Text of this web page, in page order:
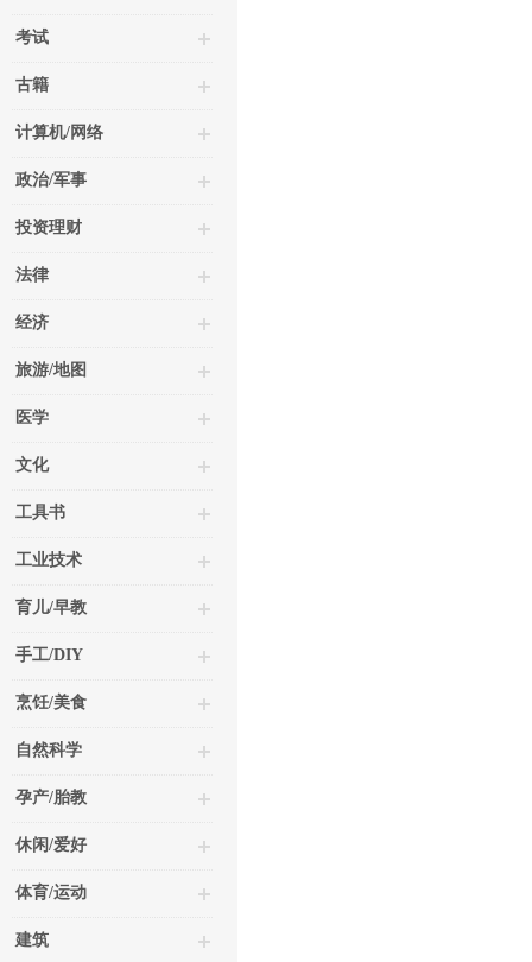
考试
古籍
计算机/网络
政治/军事
投资理财
法律
经济
旅游/地图
医学
文化
工具书
工业技术
育儿/早教
手工/DIY
烹饪/美食
自然科学
孕产/胎教
休闲/爱好
体育/运动
建筑